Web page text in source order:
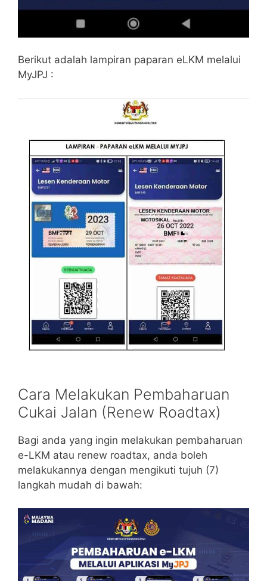
Berikut adalah lampiran paparan eLKM melalui
MyJPJ :
Cara Melakukan Pembaharuan
Cukai Jalan (Renew Roadtax)
Bagi anda yang ingin melakukan pembaharuan
e-LKM atau renew roadtax, anda boleh
melakukannya dengan mengikuti tujuh (7)
langkah mudah di bawah: